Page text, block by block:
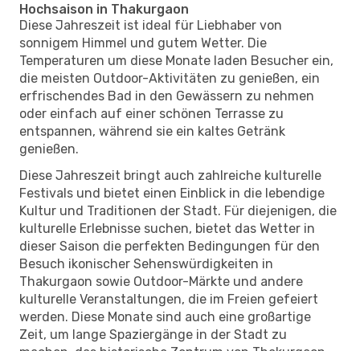
Hochsaison in Thakurgaon
Diese Jahreszeit ist ideal für Liebhaber von
sonnigem Himmel und gutem Wetter. Die
Temperaturen um diese Monate laden Besucher ein,
die meisten Outdoor-Aktivitäten zu genießen, ein
erfrischendes Bad in den Gewässern zu nehmen
oder einfach auf einer schönen Terrasse zu
entspannen, während sie ein kaltes Getränk
genießen.
Diese Jahreszeit bringt auch zahlreiche kulturelle
Festivals und bietet einen Einblick in die lebendige
Kultur und Traditionen der Stadt. Für diejenigen, die
kulturelle Erlebnisse suchen, bietet das Wetter in
dieser Saison die perfekten Bedingungen für den
Besuch ikonischer Sehenswürdigkeiten in
Thakurgaon sowie Outdoor-Märkte und andere
kulturelle Veranstaltungen, die im Freien gefeiert
werden. Diese Monate sind auch eine großartige
Zeit, um lange Spaziergänge in der Stadt zu